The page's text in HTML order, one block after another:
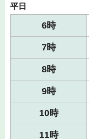
平日
6時
7時
8時
9時
10時
11時